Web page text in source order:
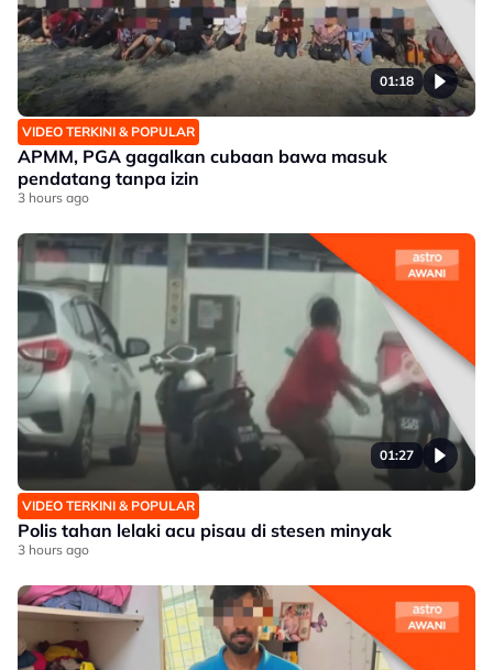
01:18
VIDEO TERKINI & POPULAR
APMM, PGA gagalkan cubaan bawa masuk
pendatang tanpa izin
3 hours ago
01:27
VIDEO TERKINI & POPULAR
Polis tahan lelaki acu pisau di stesen minyak
3 hours ago